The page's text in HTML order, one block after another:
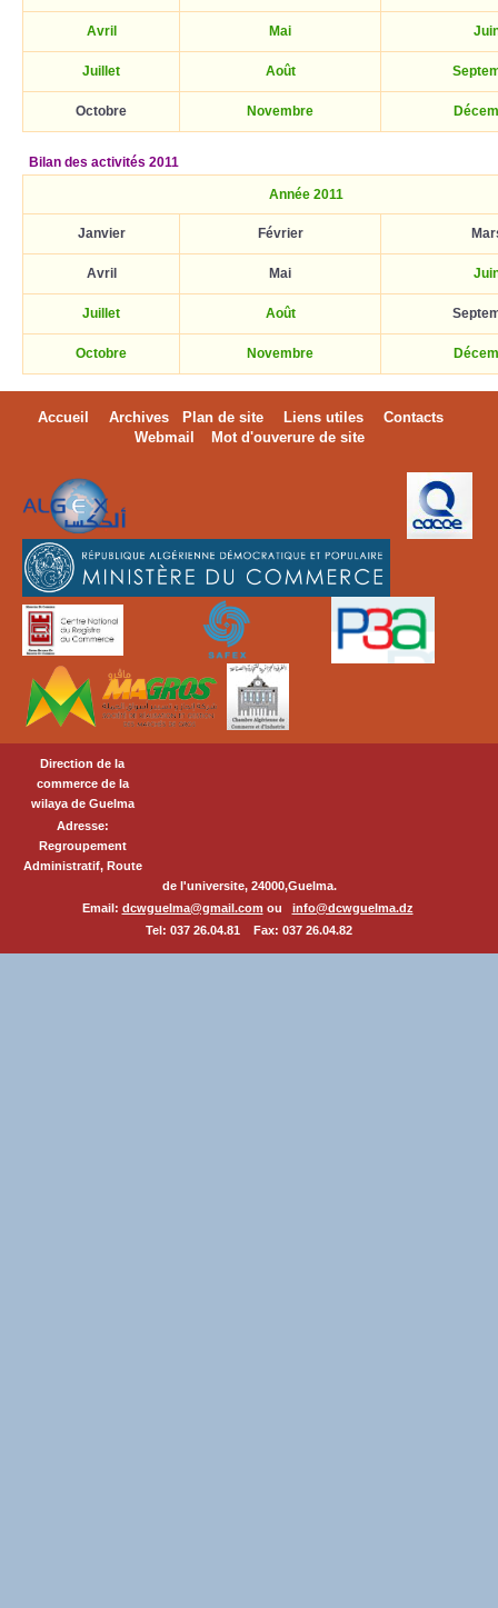
Avril Mai
Juillet Août
Octobre Novembre
Bilan des activités 2011
Année 2011
Janvier Février
Avril Mai
Juillet Août
Octobre Novembre
Accueil Archives Plan de site Liens utiles
Contacts
Webmail
Mot d'ouverure de site
Direction de la
commerce de la
wilaya de Guelma
Adresse:
Regroupement
Administratif, Route
de l'universite, 24000,Guelma.
Email: dcwguelma@gmail.com ou info@dcwguelma.dz
Tel: 037 26.04.81 Fax: 037 26.04.82